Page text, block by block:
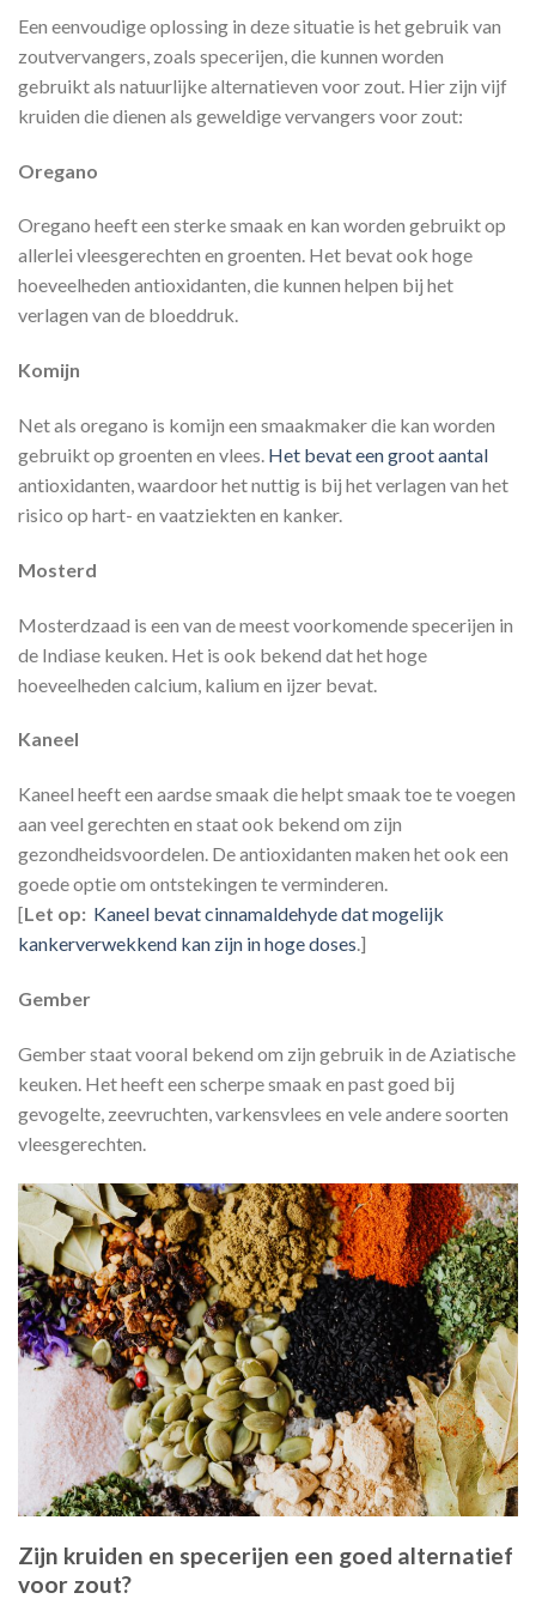
Een eenvoudige oplossing in deze situatie is het gebruik van
zoutvervangers, zoals specerijen, die kunnen worden
gebruikt als natuurlijke alternatieven voor zout. Hier zijn vijf
kruiden die dienen als geweldige vervangers voor zout:
Oregano
Oregano heeft een sterke smaak en kan worden gebruikt op
allerlei vleesgerechten en groenten. Het bevat ook hoge
hoeveelheden antioxidanten, die kunnen helpen bij het
verlagen van de bloeddruk.
Komijn
Net als oregano is komijn een smaakmaker die kan worden
gebruikt op groenten en vlees. Het bevat een groot aantal
antioxidanten, waardoor het nuttig is bij het verlagen van het
risico op hart- en vaatziekten en kanker.
Mosterd
Mosterdzaad is een van de meest voorkomende specerijen in
de Indiase keuken. Het is ook bekend dat het hoge
hoeveelheden calcium, kalium en ijzer bevat.
Kaneel
Kaneel heeft een aardse smaak die helpt smaak toe te voegen
aan veel gerechten en staat ook bekend om zijn
gezondheidsvoordelen. De antioxidanten maken het ook een
goede optie om ontstekingen te verminderen.
[Let op: Kaneel bevat cinnamaldehyde dat mogelijk
kankerverwekkend kan zijn in hoge doses.]
Gember
Gember staat vooral bekend om zijn gebruik in de Aziatische
keuken. Het heeft een scherpe smaak en past goed bij
gevogelte, zeevruchten, varkensvlees en vele andere soorten
vleesgerechten.
Zijn kruiden en specerijen een goed alternatief
voor zout?